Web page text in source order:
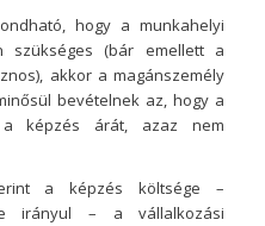
hogy a munkahelyi
szükséges (bár emellett a
akkor a magánszemély
bevételnek az, hogy a
képzés árát, azaz nem
a képzés költsége –
irányul – a vállalkozási